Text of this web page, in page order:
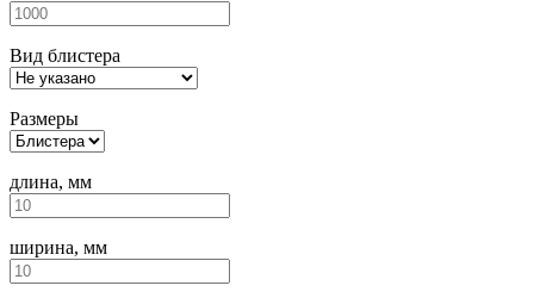
Вид блистера
Размеры
длина, мм
ширина, мм